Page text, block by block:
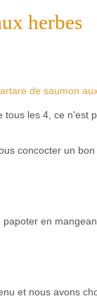
herbes
les 4, ce n'est
concocter un
en
et nous avons